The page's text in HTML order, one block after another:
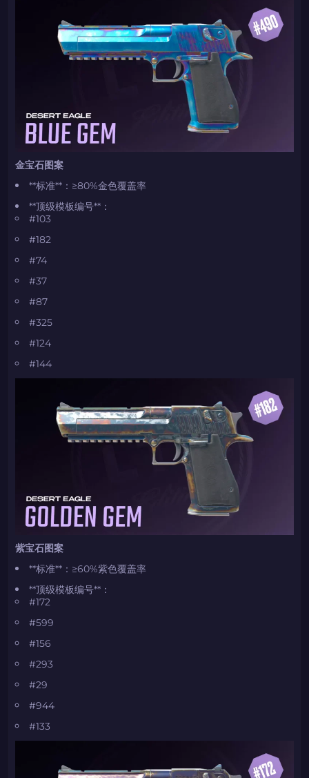
金宝石图案
**标准**：≥80%金色覆盖率
**顶级模板编号**：
#103
#182
#74
#37
#87
#325
#124
#144
紫宝石图案
**标准**：≥60%紫色覆盖率
**顶级模板编号**：
#172
#599
#156
#293
#29
#944
#133